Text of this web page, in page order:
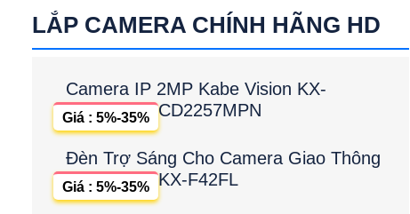
LẮP CAMERA CHÍNH HÃNG HD
Camera IP 2MP Kabe Vision KX-
CD2257MPN
Giá : 5%-35%
Đèn Trợ Sáng Cho Camera Giao Thông
KX-F42FL
Giá : 5%-35%